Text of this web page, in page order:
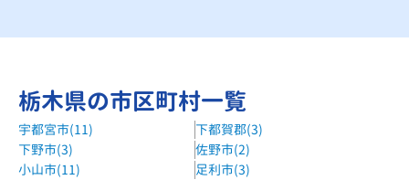
栃木県の市区町村一覧
宇都宮市(11)
下都賀郡(3)
下野市(3)
佐野市(2)
小山市(11)
足利市(3)